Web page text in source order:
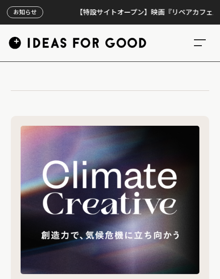
お知らせ 【特設サイトオープン】映画『リペアカフェ』、